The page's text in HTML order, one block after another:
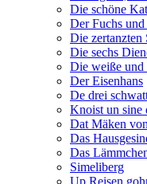
Die schöne
Der Fuchs und
Die zertanzten
Die sechs
Die weiße und
Der Eisenhans
De drei
Knoist un sine
Dat Mäken
Das
Das
Simeliberg
Up Reisen